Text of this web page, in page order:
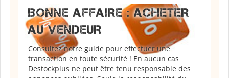
BONNE AFFAIRE : ACHETER
AU VENDEUR
Consultez notre guide pour effectuer une
transaction en toute sécurité ! En aucun cas
Destockplus ne peut être tenu responsable des